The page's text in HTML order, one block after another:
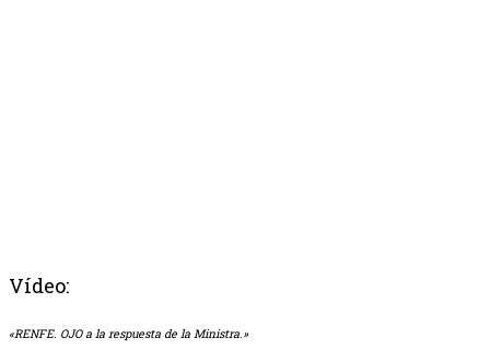
Vídeo:
«RENFE. OJO a la respuesta de la Ministra.»